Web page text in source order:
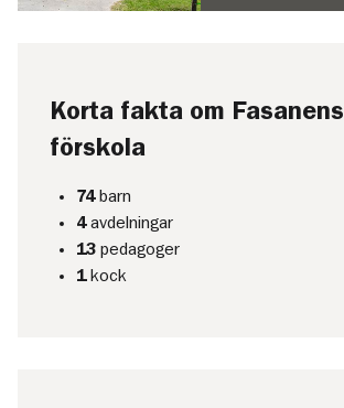
Korta fakta om Fasanens
förskola
74barn
4avdelningar
13pedagoger
1kock